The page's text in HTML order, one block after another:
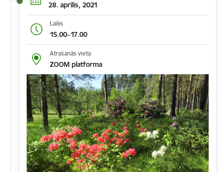
28. aprīlis, 2021
Laiks
15.00–17.00
Atrašanās vieta
ZOOM platforma